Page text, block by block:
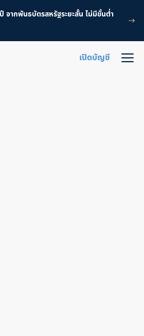
ากพันธบัตรสหรัฐระยะสั้น ไม่มีขั้นต่ำ
เปิดบัญชี